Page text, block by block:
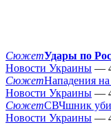
СюжетУдары по
Новости Украины — 4
СюжетНападения
Новости Украины — 4
СюжетСВЧшник
Новости Украины — 4